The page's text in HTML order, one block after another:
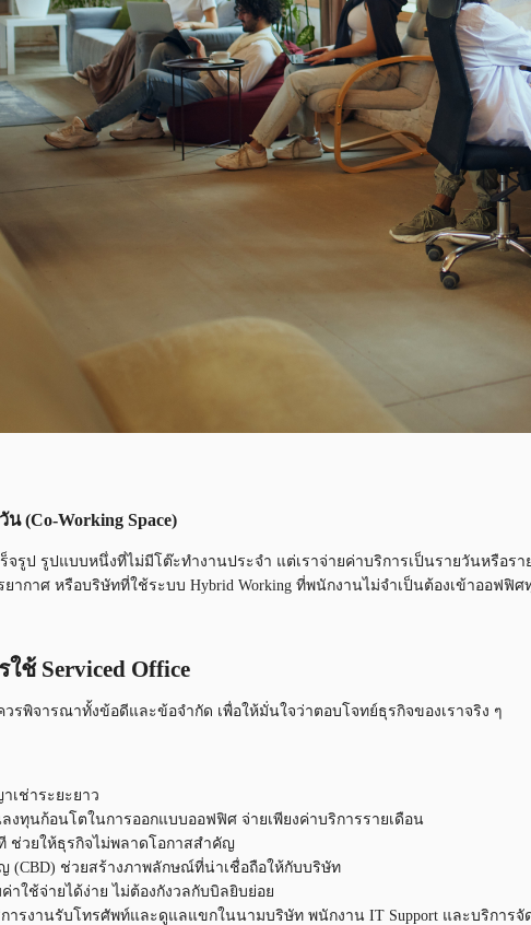
(Co-Working Space)
เร็จรูป รูปแบบหนึ่งที่ไม่มีโต๊ะทำงานประจำ แต่เราจ่ายค่าบริการเป็นรายวันหรื
ากาศ หรือบริษัทที่ใช้ระบบ Hybrid Working ที่พนักงานไม่จำเป็นต้องเข้าออฟฟิศ
ช้ Serviced Office
วรพิจารณาทั้งข้อดีและข้อจำกัด เพื่อให้มั่นใจว่าตอบโจทย์ธุรกิจของเราจริง ๆ
เช่าระยะยาว
งทุนก้อนโตในการออกแบบออฟฟิศ จ่ายเพียงค่าบริการรายเดือน
ช่วยให้ธุรกิจไม่พลาดโอกาสสำคัญ
(CBD) ช่วยสร้างภาพลักษณ์ที่น่าเชื่อถือให้กับบริษัท
าใช้จ่ายได้ง่าย ไม่ต้องกังวลกับบิลยิบย่อย
ารงานรับโทรศัพท์และดูแลแขกในนามบริษัท พนักงาน IT Support และบริการจั